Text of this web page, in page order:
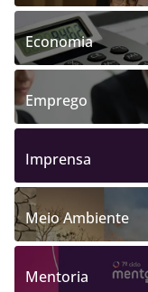
Economia
Emprego
Imprensa
Meio Ambiente
Mentoria